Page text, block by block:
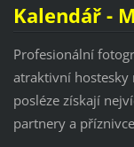
Kalendář -
Profesionální
atraktivní hostesky
posléze získají
partnery a